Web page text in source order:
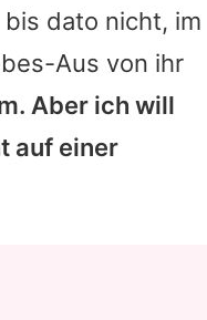
dato nicht, im
Aus von ihr
Aber ich will
auf einer